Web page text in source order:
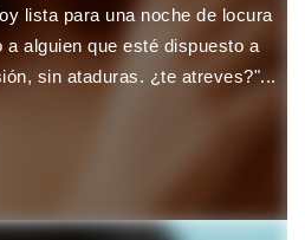
lista para una noche de locura
a alguien que esté dispuesto a
sin ataduras. ¿te atreves?"...